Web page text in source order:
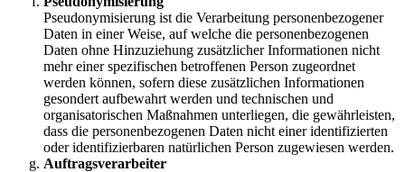
Pseudonymisierung ist die Verarbeitung personenbezogener
Daten in einer Weise, auf welche die personenbezogenen
Daten ohne Hinzuziehung zusätzlicher Informationen nicht
mehr einer spezifischen betroffenen Person zugeordnet
werden können, sofern diese zusätzlichen Informationen
gesondert aufbewahrt werden und technischen und
organisatorischen Maßnahmen unterliegen, die gewährleisten,
dass die personenbezogenen Daten nicht einer identifizierten
oder identifizierbaren natürlichen Person zugewiesen werden.
Auftragsverarbeiter